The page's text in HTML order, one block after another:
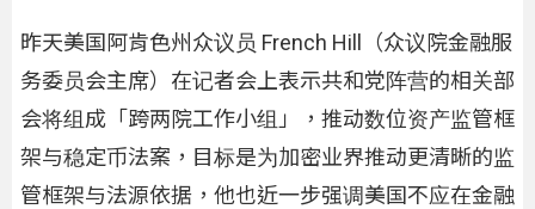
昨天美国阿肯色州众议员 French Hill（众议院金融服
务委员会主席）在记者会上表示共和党阵营的相关部
会将组成「跨两院工作小组」，推动数位资产监管框
架与稳定币法案，目标是为加密业界推动更清晰的监
管框架与法源依据，他也近一步强调美国不应在金融